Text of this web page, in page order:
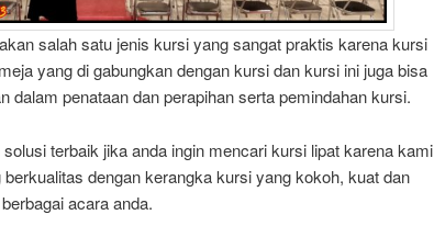
salah satu jenis kursi yang sangat praktis karena kursi
yang di gabungkan dengan kursi dan kursi ini juga bisa
dalam penataan dan perapihan serta pemindahan kursi.
terbaik jika anda ingin mencari kursi lipat karena kami
dengan kerangka kursi yang kokoh, kuat dan
acara anda.